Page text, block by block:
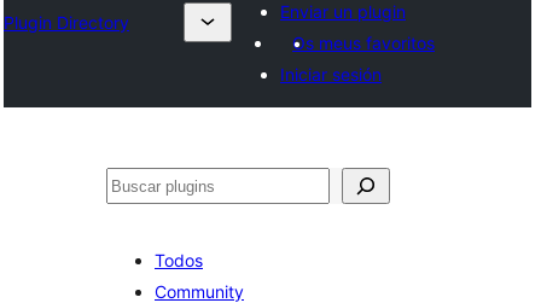
Plugin Directory
Enviar un plugin
Os meus favoritos
Iniciar sesión
Buscar
Todos
Community